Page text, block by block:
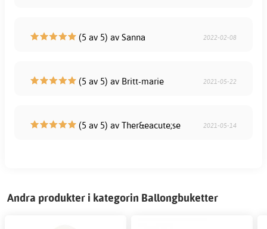
(5 av 5) av Sanna 2022-02-08
(5 av 5) av Britt-marie 2021-05-22
(5 av 5) av Ther&eacute;se 2021-05-14
Andra produkter i kategorin Ballongbuketter